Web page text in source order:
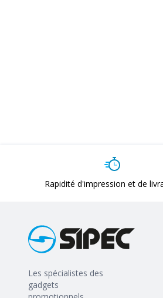
Rapidité d'impression et de
Les spécialistes des
gadgets